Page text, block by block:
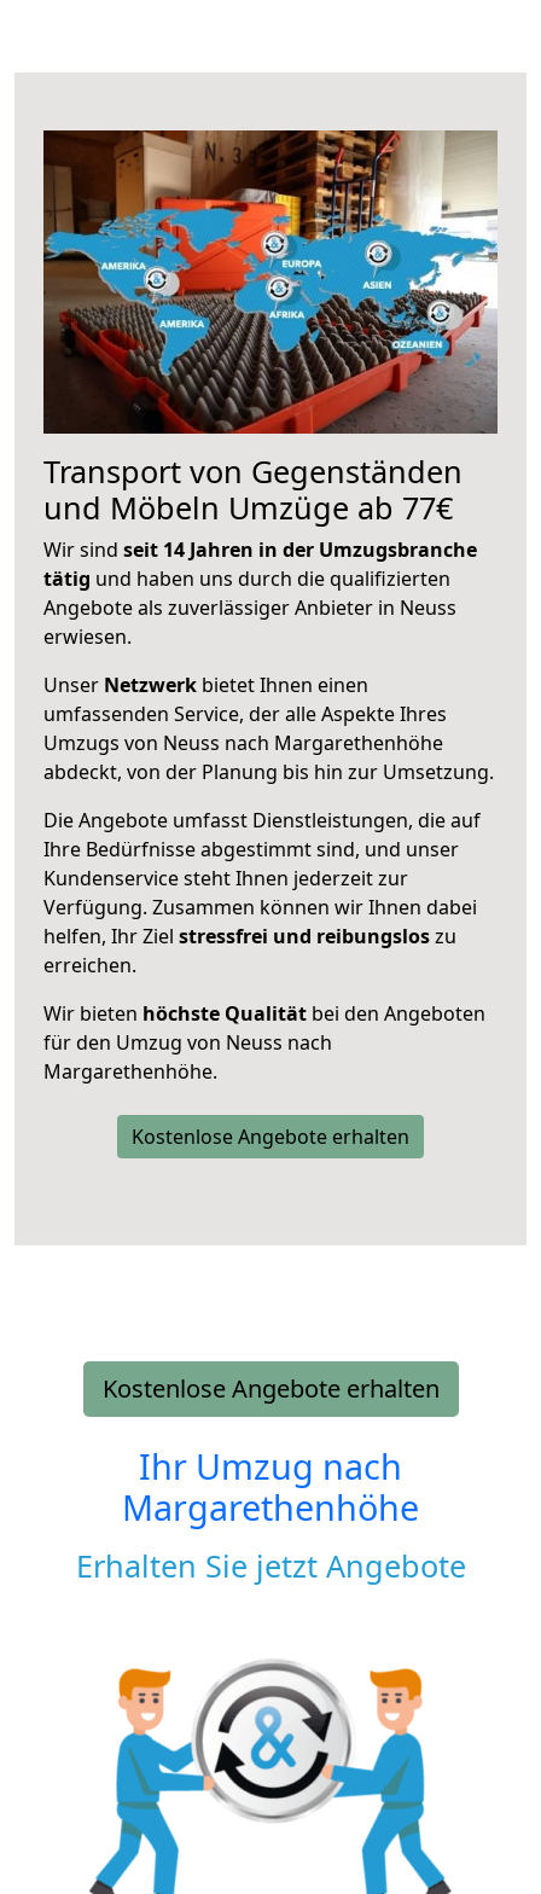
Transport von Gegenständen
und Möbeln Umzüge ab 77€
Wir sind seit 14 Jahren in der Umzugsbranche
tätig und haben uns durch die qualifizierten
Angebote als zuverlässiger Anbieter in Neuss
erwiesen.
Unser Netzwerk bietet Ihnen einen
umfassenden Service, der alle Aspekte Ihres
Umzugs von Neuss nach Margarethenhöhe
abdeckt, von der Planung bis hin zur Umsetzung.
Die Angebote umfasst Dienstleistungen, die auf
Ihre Bedürfnisse abgestimmt sind, und unser
Kundenservice steht Ihnen jederzeit zur
Verfügung. Zusammen können wir Ihnen dabei
helfen, Ihr Ziel stressfrei und reibungsloszu
erreichen.
Wir bieten höchste Qualität bei den Angeboten
für den Umzug von Neuss nach
Margarethenhöhe.
Kostenlose Angebote erhalten
Kostenlose Angebote erhalten
Ihr Umzug nach
Margarethenhöhe
Erhalten Sie jetzt Angebote